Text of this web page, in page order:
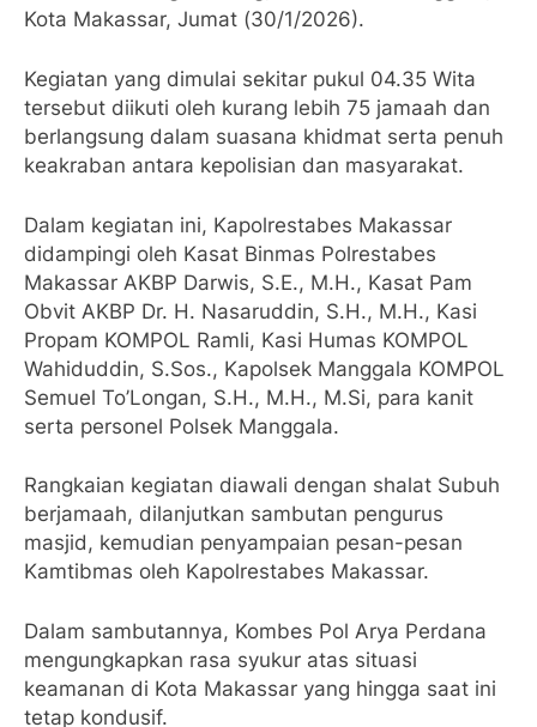
Kota Makassar, Jumat (30/1/2026).
Kegiatan yang dimulai sekitar pukul 04.35 Wita
tersebut diikuti oleh kurang lebih 75 jamaah dan
berlangsung dalam suasana khidmat serta penuh
keakraban antara kepolisian dan masyarakat.
Dalam kegiatan ini, Kapolrestabes Makassar
didampingi oleh Kasat Binmas Polrestabes
Makassar AKBP Darwis, S.E., M.H., Kasat Pam
Obvit AKBP Dr. H. Nasaruddin, S.H., M.H., Kasi
Propam KOMPOL Ramli, Kasi Humas KOMPOL
Wahiduddin, S.Sos., Kapolsek Manggala KOMPOL
Semuel To’Longan, S.H., M.H., M.Si, para kanit
serta personel Polsek Manggala.
Rangkaian kegiatan diawali dengan shalat Subuh
berjamaah, dilanjutkan sambutan pengurus
masjid, kemudian penyampaian pesan-pesan
Kamtibmas oleh Kapolrestabes Makassar.
Dalam sambutannya, Kombes Pol Arya Perdana
mengungkapkan rasa syukur atas situasi
keamanan di Kota Makassar yang hingga saat ini
tetap kondusif.